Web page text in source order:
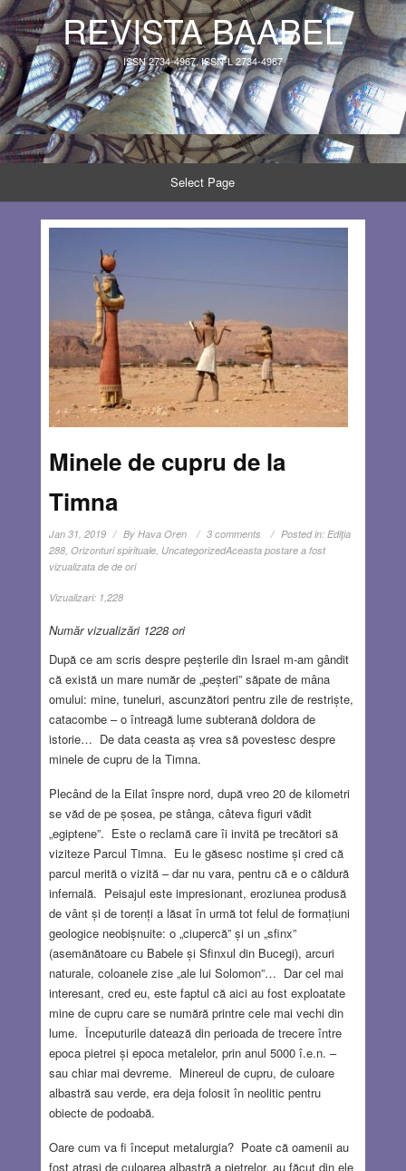
REVISTA BAABEL
ISSN 2734-4967, ISSN-L 2734-4967
Select Page
Minele de cupru de la
Timna
Jan 31, 2019 By Hava Oren 3 comments Posted in: Ediţia
288, Orizonturi spirituale, UncategorizedAceasta postare a fost
vizualizata de de ori
Vizualizari: 1,228
Număr vizualizări 1228 ori
După ce am scris despre peșterile din Israel m-am gândit
că există un mare număr de „peșteri” săpate de mâna
omului: mine, tuneluri, ascunzători pentru zile de restriște,
catacombe – o întreagă lume subterană doldora de
istorie… De data ceasta aș vrea să povestesc despre
minele de cupru de la Timna.
Plecând de la Eilat înspre nord, după vreo 20 de kilometri
se văd de pe șosea, pe stânga, câteva figuri vădit
„egiptene”. Este o reclamă care îi invită pe trecători să
viziteze Parcul Timna. Eu le găsesc nostime și cred că
parcul merită o vizită – dar nu vara, pentru că e o căldură
infernală. Peisajul este impresionant, eroziunea produsă
de vânt și de torenți a lăsat în urmă tot felul de formațiuni
geologice neobișnuite: o „ciupercă” și un „sfinx”
(asemănătoare cu Babele și Sfinxul din Bucegi), arcuri
naturale, coloanele zise „ale lui Solomon”… Dar cel mai
interesant, cred eu, este faptul că aici au fost exploatate
mine de cupru care se numără printre cele mai vechi din
lume. Începuturile datează din perioada de trecere între
epoca pietrei și epoca metalelor, prin anul 5000 î.e.n. –
sau chiar mai devreme. Minereul de cupru, de culoare
albastră sau verde, era deja folosit în neolitic pentru
obiecte de podoabă.
Oare cum va fi început metalurgia? Poate că oamenii au
fost atrași de culoarea albastră a pietrelor, au făcut din ele